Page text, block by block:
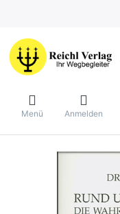
Menü Anmelden